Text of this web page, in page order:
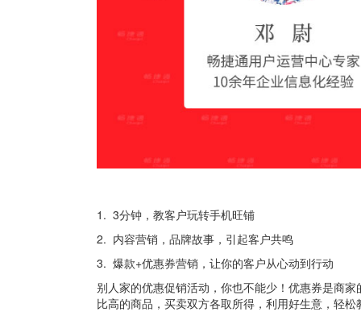
1. 3分钟，教客户玩转手机旺铺
2. 内容营销，品牌故事，引起客户共鸣
3. 爆款+优惠券营销，让你的客户从心动到行动
别人家的优惠促销活动，你也不能少！优惠券是商
比高的商品，买卖双方各取所得，利用好生意，轻